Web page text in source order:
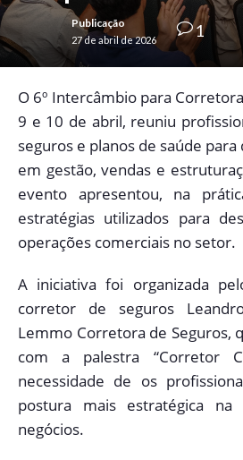
Publicação
27 de abril de 2026 1
O 6º Intercâmbio para
9 e 10 de abril, reuniu
seguros e planos de saúde
em gestão, vendas e
evento apresentou, na
estratégias utilizados para
operações comerciais no setor.
A iniciativa foi organizada
corretor de seguros
Lemmo Corretora de Seguros,
com a palestra “Corretor
necessidade de os
postura mais estratégica na
negócios.